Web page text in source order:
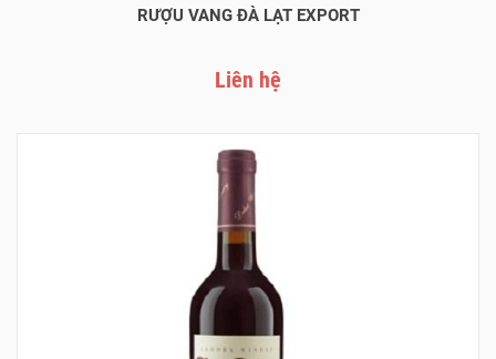
RƯỢU VANG ĐÀ LẠT EXPORT
Liên hệ